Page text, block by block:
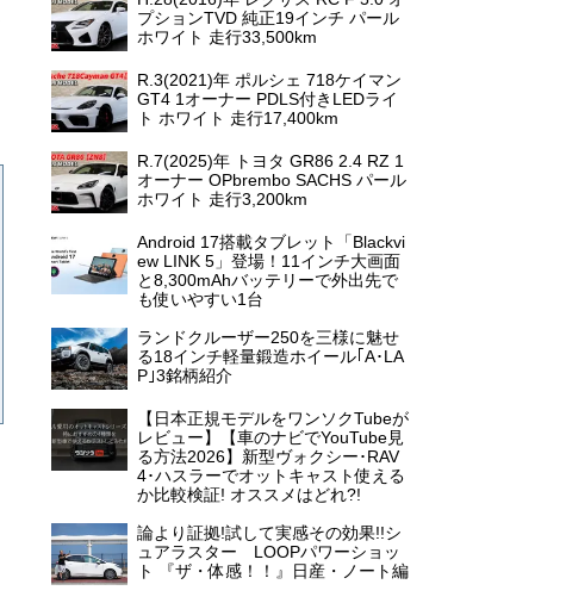
プションTVD 純正19インチ パール
ホワイト 走行33,500km
R.3(2021)年 ポルシェ 718ケイマン
GT4 1オーナー PDLS付きLEDライ
ト ホワイト 走行17,400km
R.7(2025)年 トヨタ GR86 2.4 RZ 1
オーナー OPbrembo SACHS パール
ホワイト 走行3,200km
Android 17搭載タブレット「Blackvi
ew LINK 5」登場！11インチ大画面
と8,300mAhバッテリーで外出先で
も使いやすい1台
ランドクルーザー250を三様に魅せ
る18インチ軽量鍛造ホイール｢A･LA
P｣3銘柄紹介
【日本正規モデルをワンソクTubeが
レビュー】【車のナビでYouTube見
る方法2026】新型ヴォクシー･RAV
4･ハスラーでオットキャスト使える
か比較検証! オススメはどれ?!
論より証拠!試して実感その効果!!シ
ュアラスター LOOPパワーショッ
ト 『ザ・体感！！』日産・ノート編